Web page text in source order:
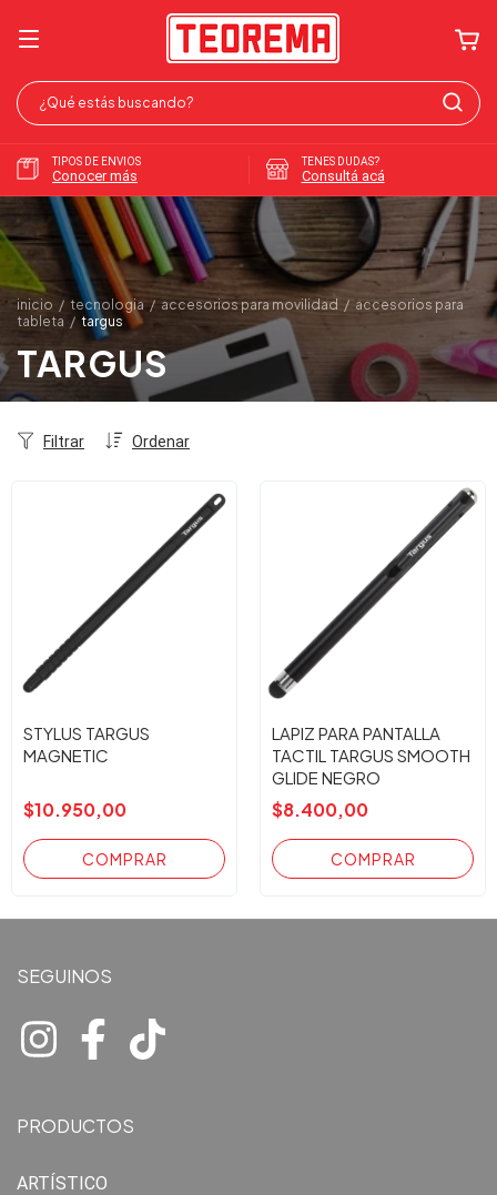
TIPOS DE ENVIOS
Conocer más
TENES DUDAS?
Consultá acá
inicio / tecnologia / accesorios para movilidad / accesorios para
tableta / targus
TARGUS
Ordenar
Filtrar
STYLUS TARGUS
MAGNETIC
$10.950,00
LAPIZ PARA PANTALLA
TACTIL TARGUS SMOOTH
GLIDE NEGRO
$8.400,00
SEGUINOS
PRODUCTOS
ARTÍSTICO